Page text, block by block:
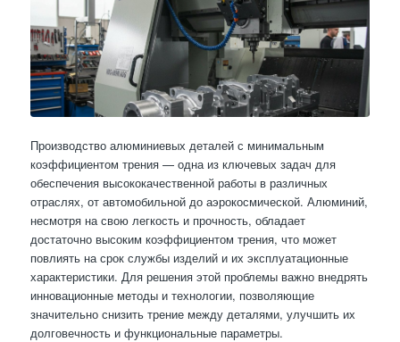
Производство алюминиевых деталей с минимальным
коэффициентом трения — одна из ключевых задач для
обеспечения высококачественной работы в различных
отраслях, от автомобильной до аэрокосмической. Алюминий,
несмотря на свою легкость и прочность, обладает
достаточно высоким коэффициентом трения, что может
повлиять на срок службы изделий и их эксплуатационные
характеристики. Для решения этой проблемы важно внедрять
инновационные методы и технологии, позволяющие
значительно снизить трение между деталями, улучшить их
долговечность и функциональные параметры.